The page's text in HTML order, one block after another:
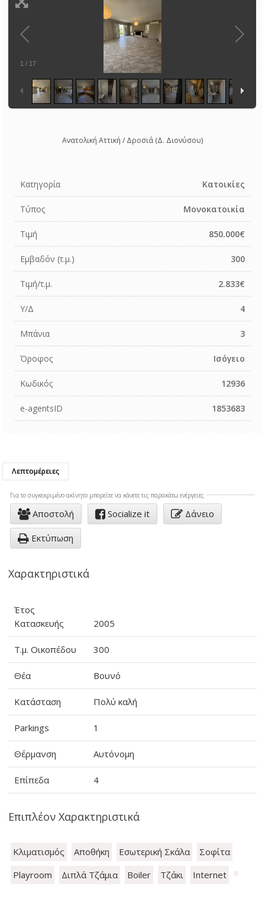
1 / 17
Ανατολική Αττική / Δροσιά (Δ. Διονύσου)
Κατηγορία Κατοικίες
Τύπος Μονοκατοικία
Τιμή 850.000€
Εμβαδόν (τ.μ.) 300
Τιμή/τ.μ. 2.833€
Υ/Δ 4
Μπάνια 3
Όροφος Ισόγειο
Κωδικός 12936
e-agentsID 1853683
Λεπτομέρειες
Για το συγκεκριμένo ακίνητο μπορείτε να κάνετε τις παρακάτω ενέργειες
Αποστολή Socialize it Δάνειο
Εκτύπωση
Χαρακτηριστικά
Έτος
Κατασκευής
2005
Τ.μ. Οικοπέδου 300
Θέα Βουνό
Κατάσταση Πολύ καλή
Parkings 1
Θέρμανση Αυτόνομη
Επίπεδα 4
Επιπλέον Χαρακτηριστικά
Κλιματισμός Αποθήκη Εσωτερική Σκάλα
Σοφίτα
Playroom
Διπλά Τζάμια Boiler Τζάκι Internet